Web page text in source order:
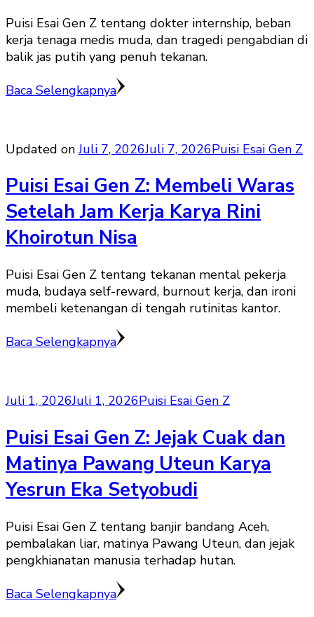
Puisi Esai Gen Z tentang dokter internship, beban
kerja tenaga medis muda, dan tragedi pengabdian di
balik jas putih yang penuh tekanan.
Baca Selengkapnya
Updated onJuli 7, 2026Juli 7, 2026Puisi Esai Gen Z
Puisi Esai Gen Z: Membeli Waras
Setelah Jam Kerja Karya Rini
Khoirotun Nisa
Puisi Esai Gen Z tentang tekanan mental pekerja
muda, budaya self-reward, burnout kerja, dan ironi
membeli ketenangan di tengah rutinitas kantor.
Baca Selengkapnya
Juli 1, 2026Juli 1, 2026Puisi Esai Gen Z
Puisi Esai Gen Z: Jejak Cuak dan
Matinya Pawang Uteun Karya
Yesrun Eka Setyobudi
Puisi Esai Gen Z tentang banjir bandang Aceh,
pembalakan liar, matinya Pawang Uteun, dan jejak
pengkhianatan manusia terhadap hutan.
Baca Selengkapnya